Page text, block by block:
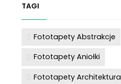
TAGI
Fototapety Abstrakcje
Fototapety Aniołki
Fototapety Architektura